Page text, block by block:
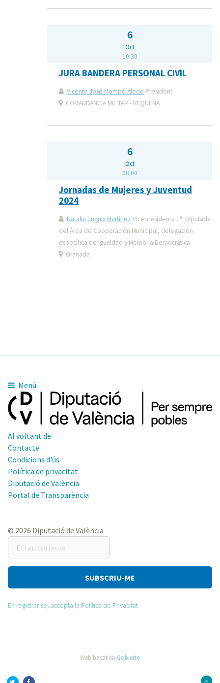
6
Oct
10:30
JURA BANDERA PERSONAL CIVIL
Vicente José Mompó Aledo President
COMANDANCIA MILITAR - REQUENA
6
Oct
08:00
Jornadas de Mujeres y Juventud
2024
Natalia Enguix Martinez Vicepresidenta 1ª. Diputada
del Área de Cooperación Municipal, delegación
específica de Igualdad y Memoria Democrática
Granada
Menú
Al voltant de
Contacte
Condicions d'ús
Política de privacitat
Diputació de València
Portal de Transparència
© 2026 Diputació de València
teu
correu-
En registrar-se, accepta la Política de Privacitat
Web basat en Gobierto